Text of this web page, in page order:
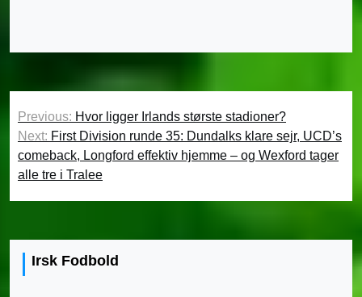
Indlægsnavigation
Previous: Hvor ligger Irlands største stadioner?
Next: First Division runde 35: Dundalks klare sejr, UCD’s
comeback, Longford effektiv hjemme – og Wexford tager
alle tre i Tralee
Irsk Fodbold